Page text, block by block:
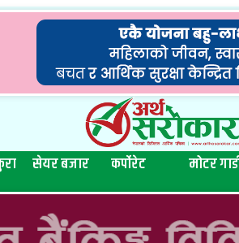
सेयर बजार कर्पोरेट मोटर